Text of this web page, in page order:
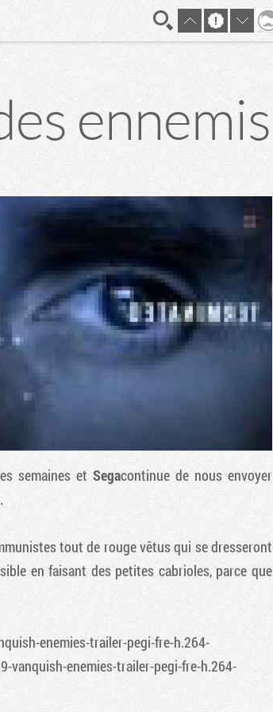
ennemis
semaines et Segacontinue de nous envoyer
tout de rouge vêtus qui se dresseront
en faisant des petites cabrioles, parce que
enemies-trailer-pegi-fre-h.264-
vanquish-enemies-trailer-pegi-fre-h.264-
En direct